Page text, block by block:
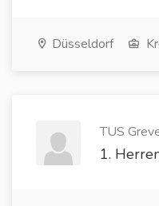
Düsseldorf
TUS
1.